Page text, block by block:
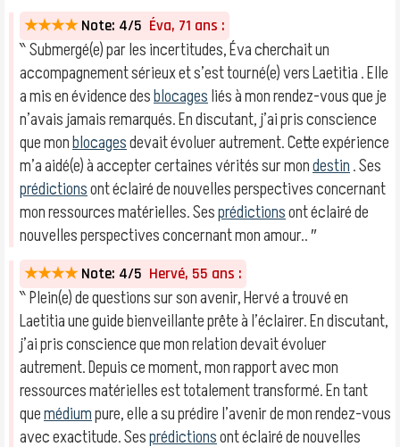
★★★★ Note: 4/5 Éva, 71 ans :
‶ Submergé(e) par les incertitudes, Éva cherchait un
accompagnement sérieux et s’est tourné(e) vers Laetitia . Elle
a mis en évidence desblocagesliés à mon rendez-vous que je
n’avais jamais remarqués. En discutant, j’ai pris conscience
que monblocagesdevait évoluer autrement. Cette expérience
m’a aidé(e) à accepter certaines vérités sur mondestin. Ses
prédictionsont éclairé de nouvelles perspectives concernant
mon ressources matérielles. Sesprédictionsont éclairé de
nouvelles perspectives concernant mon amour.. ″
★★★★ Note: 4/5 Hervé, 55 ans :
‶ Plein(e) de questions sur son avenir, Hervé a trouvé en
Laetitia une guide bienveillante prête à l’éclairer. En discutant,
j’ai pris conscience que mon relation devait évoluer
autrement. Depuis ce moment, mon rapport avec mon
ressources matérielles est totalement transformé. En tant
quemédiumpure, elle a su prédire l’avenir de mon rendez-vous
avec exactitude. Sesprédictionsont éclairé de nouvelles